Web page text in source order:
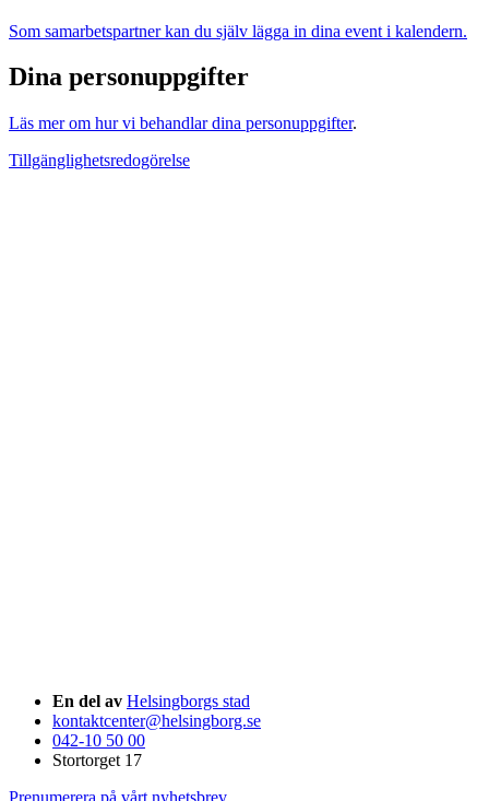
Som samarbetspartner kan du själv lägga in dina event i kalendern.
Dina personuppgifter
Läs mer om hur vi behandlar dina personuppgifter.
Tillgänglighetsredogörelse
En del av Helsingborgs stad
kontaktcenter@helsingborg.se
042-10 50 00
Stortorget 17